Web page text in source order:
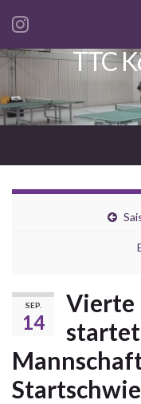
Search for:
TTC
SEP.
14
Vierte